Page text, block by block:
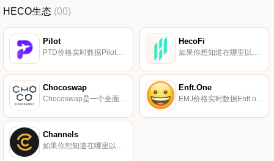
HECO生态 (00)
Pilot
PTD价格实时数据Pilot是由PilotLab发布的一个基于智能过度借贷协议的Heco链,它是Heco链上的第一个过度借贷产品。它支持用户通过过度借贷和杠杆作用参与流动性耕作,以获得更多收入.
HecoFi
Chocoswap
Chocoswap是一个全面的跨链资产整合交易平台生态系统,它将聚合所有现有的公共链,包括以太坊、Polkadot、本体论、NEO、币安智能链、HuoVNLA Heco、Okexchain等。VNLA是Chocoswap生态系统的治理标志.
Enft.One
EMJ价格实时数据Enft.one是一个以表情符号为核心主题的NFT平台。
Channels
如果你想知道在哪里以当前价格购买Channels,目前交易{Channels]股票的顶级加密货币交易所是HuoCAN。您可以在我们的加密货币交易所页面上找到其他列表。Channels是第一个完全去中心化的多链创新借贷平台。我们在Heco上的资产安全、产品体验和采矿收益率排名第一；s借贷部分.